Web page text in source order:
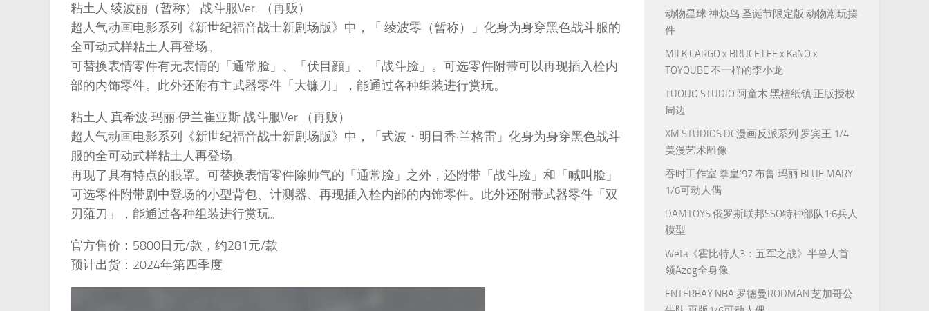
粘土人 绫波丽（暂称） 战斗服Ver. （再贩）
超人气动画电影系列《新世纪福音战士新剧场版》中，「 绫波零（暂称）」化身为身穿黑色战斗服的
全可动式样粘土人再登场。
可替换表情零件有无表情的「通常脸」、「伏目顔」、「战斗脸」。可选零件附带可以再现插入栓内
部的内饰零件。此外还附有主武器零件「大镰刀」，能通过各种组装进行赏玩。
粘土人 真希波·玛丽·伊兰崔亚斯 战斗服Ver.（再贩）
超人气动画电影系列《新世纪福音战士新剧场版》中，「式波・明日香·兰格雷」化身为身穿黑色战斗
服的全可动式样粘土人再登场。
再现了具有特点的眼罩。可替换表情零件除帅气的「通常脸」之外，还附带「战斗脸」和「喊叫脸」
可选零件附带剧中登场的小型背包、计测器、再现插入栓内部的内饰零件。此外还附带武器零件「双
刃薙刀」，能通过各种组装进行赏玩。
官方售价：5800日元/款，约281元/款
预计出货：2024年第四季度
动物星球 神烦鸟 圣诞节限定版 动物潮玩摆
件
MILK CARGO x BRUCE LEE x KaNO x
TOYQUBE 不一样的李小龙
TUOUO STUDIO 阿童木 黑檀纸镇 正版授权
周边
XM STUDIOS DC漫画反派系列 罗宾王 1/4
美漫艺术雕像
吞时工作室 拳皇’97 布鲁·玛丽 BLUE MARY
1/6可动人偶
DAMTOYS 俄罗斯联邦SSO特种部队1:6兵人
模型
Weta《霍比特人3：五军之战》半兽人首
领Azog全身像
ENTERBAY NBA 罗德曼RODMAN 芝加哥公